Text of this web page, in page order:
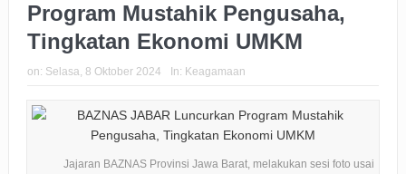
Happiness Yard Vol. 2 Jadi Bukti Kolaborasi Hotel dan
Komunitas Dukung Aksi Sosial di Bandung
Pastikan Bantuan Daging Menjangkau Pelosok Purwakarta
Pemkot Usut Kasus Penebangan Pohon Jalan Riau,
Program Mustahik Pengusaha,
Tingkatan Ekonomi UMKM
on: Selasa, 8 Oktober 2024 In: Keagamaan
Jajaran BAZNAS Provinsi Jawa Barat, melakukan sesi foto usai